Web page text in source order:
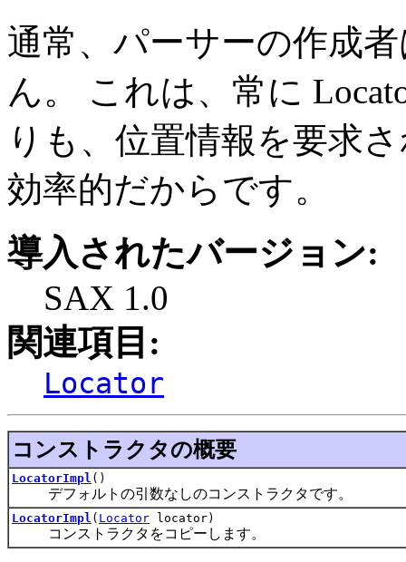
通常、パーサーの作成
ん。 これは、常に
りも、位置情報を要求
効率的だからです。
導入されたバージョン:
SAX 1.0
関連項目:
Locator
コンストラクタの概要
LocatorImpl ()
デフォルトの引数なしのコンストラクタです。
LocatorImpl ( Locator locator)
コンストラクタをコピーします。